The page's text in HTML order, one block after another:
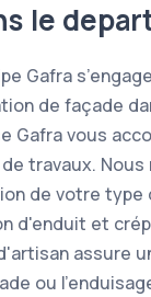
le
Gafra
de façade
Gafra vous
travaux.
de votre type
d'enduit et
assure
ou